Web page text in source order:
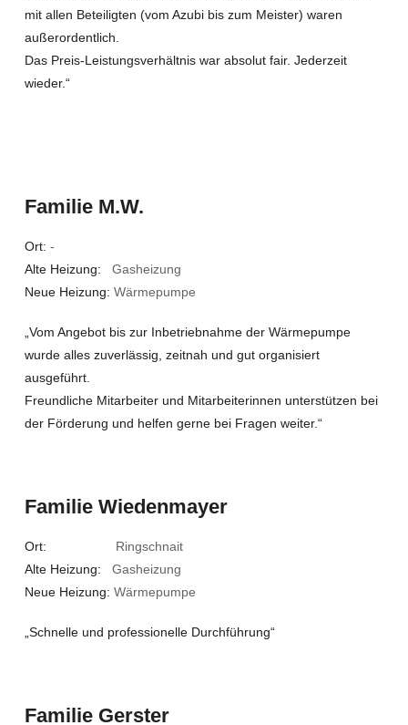
mit allen Beteiligten (vom Azubi bis zum Meister) waren
außerordentlich.
Das Preis-Leistungsverhältnis war absolut fair. Jederzeit
wieder.“
Familie M.W.
Ort: -
Alte Heizung: Gasheizung
Neue Heizung: Wärmepumpe
„Vom Angebot bis zur Inbetriebnahme der Wärmepumpe
wurde alles zuverlässig, zeitnah und gut organisiert
ausgeführt.
Freundliche Mitarbeiter und Mitarbeiterinnen unterstützen bei
der Förderung und helfen gerne bei Fragen weiter.“
Familie Wiedenmayer
Ort: Ringschnait
Alte Heizung: Gasheizung
Neue Heizung: Wärmepumpe
„Schnelle und professionelle Durchführung“
Familie Gerster